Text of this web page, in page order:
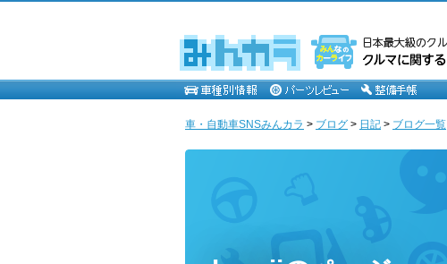
車・自動車SNSみんカラ > ブログ > 日記 > ブログ一覧